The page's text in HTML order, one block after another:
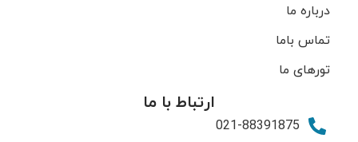
درباره ما
تماس باما
تورهای ما
ارتباط با ما
021-88391875